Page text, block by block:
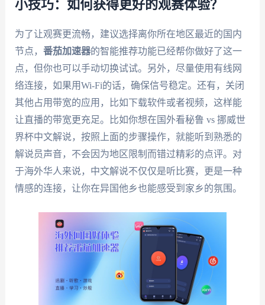
小技巧：如何获得更好的观赛体验？
为了让观赛更流畅，建议选择离你所在地区最近的国内
节点， 番茄加速器的智能推荐功能已经帮你做好了这一
点，但你也可以手动切换试试。另外，尽量使用有线网
络连接，如果用Wi-Fi的话，确保信号稳定。还有，关闭
其他占用带宽的应用，比如下载软件或者视频，这样能
让直播的带宽更充足。比如你想在国外看秘鲁 vs 挪威世
界杯中文解说，按照上面的步骤操作，就能听到熟悉的
解说员声音，不会因为地区限制而错过精彩的点评。对
于海外华人来说，中文解说不仅仅是听比赛，更是一种
情感的连接，让你在异国他乡也能感受到家乡的氛围。